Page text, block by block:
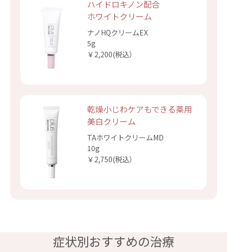
ハイドロキノン配合
ホワイトクリーム
ナノHQクリームEX
5g
￥2,200(税込）
乾燥小じわケアもできる薬用
美白クリーム
TAホワイトクリームMD
10g
￥2,750(税込）
症状別おすすめの治療